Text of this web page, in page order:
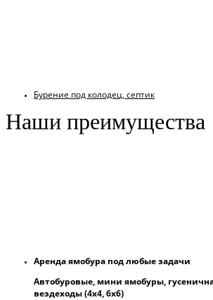
Бурение под колодец, септик
Наши преимущества
Аренда ямобура под любые задачи
Автобуровые, мини ямобуры,
вездеходы (4х4, 6х6)